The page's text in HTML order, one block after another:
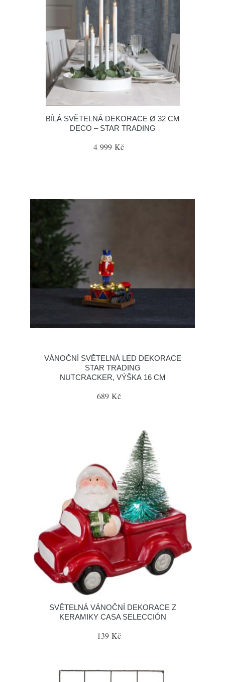
BÍLÁ SVĚTELNÁ DEKORACE Ø 32 CM
DECO – STAR TRADING
4 999 Kč
VÁNOČNÍ SVĚTELNÁ LED DEKORACE
STAR TRADING
NUTCRACKER, VÝŠKA 16 CM
689 Kč
SVĚTELNÁ VÁNOČNÍ DEKORACE Z
KERAMIKY CASA SELECCIÓN
139 Kč